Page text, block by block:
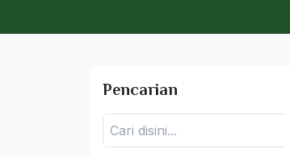
Pencarian
Pencarian
Fordem